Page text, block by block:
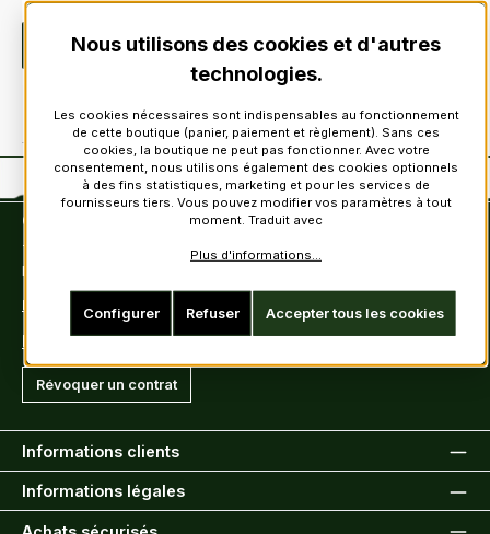
Description
Contact
Tel: +49 (0)6222-388030
Fax: +49 (0)6222-388031
E-Mail: info@kiltsandmore.com
Formulaire de contact
Révoquer un contrat
Informations clients
Informations légales
Nous utilisons des cookies et d'autres
technologies.
Les cookies nécessaires sont indispensables au fonctionnement
de cette boutique (panier, paiement et règlement). Sans ces
cookies, la boutique ne peut pas fonctionner. Avec votre
consentement, nous utilisons également des cookies optionnels
à des fins statistiques, marketing et pour les services de
fournisseurs tiers. Vous pouvez modifier vos paramètres à tout
moment. Traduit avec
Plus d'informations...
Refuser
Configurer Accepter tous les cookies